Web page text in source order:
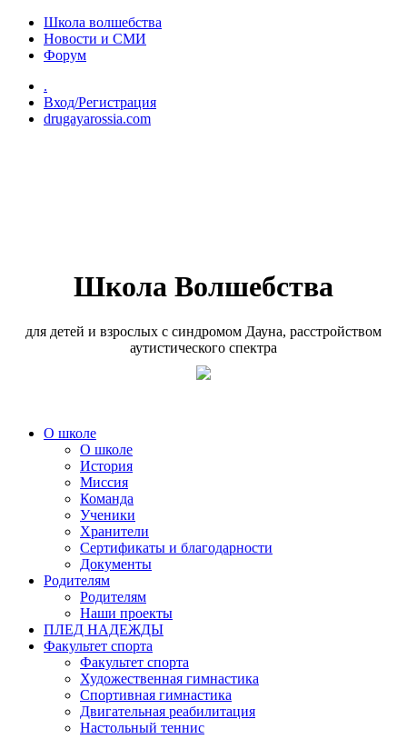
Перейти к основному содержанию
Школа волшебства
Новости и СМИ
Форум
.
Вход/Регистрация
drugayarossia.com
Школа Волшебства
для детей и взрослых с синдромом Дауна, расстройством
аутистического спектра
О школе
О школе
История
Миссия
Команда
Ученики
Хранители
Сертификаты и благодарности
Документы
Родителям
Родителям
Наши проекты
ПЛЕД НАДЕЖДЫ
Факультет спорта
Факультет спорта
Художественная гимнастика
Спортивная гимнастика
Двигательная реабилитация
Настольный теннис